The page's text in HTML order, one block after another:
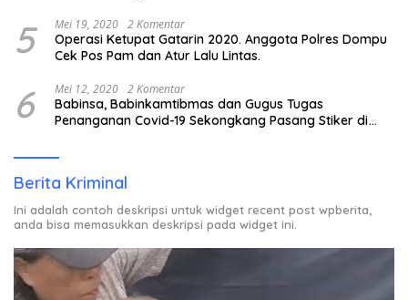
5 Mei 19, 2020 2 Komentar
Operasi Ketupat Gatarin 2020. Anggota Polres Dompu
Cek Pos Pam dan Atur Lalu Lintas.
6 Mei 12, 2020 2 Komentar
Babinsa, Babinkamtibmas dan Gugus Tugas
Penanganan Covid-19 Sekongkang Pasang Stiker di
Berita Kriminal
Ini adalah contoh deskripsi untuk widget recent post wpberita,
anda bisa memasukkan deskripsi pada widget ini.